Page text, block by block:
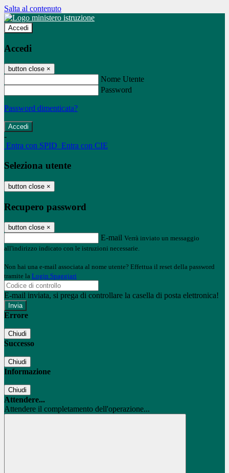
Salta al contenuto
Accedi
Accedi
button close ×
Nome Utente
Password
Password dimenticata?
-
Entra con SPID Entra con CIE
Seleziona utente
button close ×
Recupero password
button close ×
E-mail Verrà inviato un messaggio
all'indirizzo indicato con le istruzioni necessarie.
Non hai una e-mail associata al nome utente? Effettua il reset della password
tramite la Login Spaggiari
E-mail inviata, si prega di controllare la casella di posta elettronica!
Errore
Chiudi
Successo
Chiudi
Informazione
Chiudi
Attendere...
Attendere il completamento dell'operazione...